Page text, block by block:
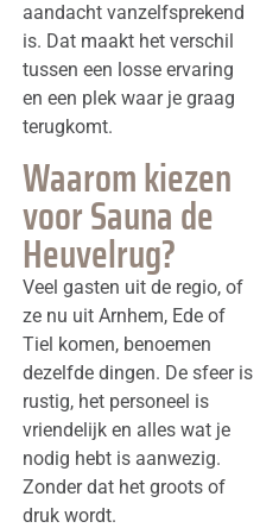
aandacht vanzelfsprekend
is. Dat maakt het verschil
tussen een losse ervaring
en een plek waar je graag
terugkomt.
Waarom kiezen
voor Sauna de
Heuvelrug?
Veel gasten uit de regio, of
ze nu uit Arnhem, Ede of
Tiel komen, benoemen
dezelfde dingen. De sfeer is
rustig, het personeel is
vriendelijk en alles wat je
nodig hebt is aanwezig.
Zonder dat het groots of
druk wordt.